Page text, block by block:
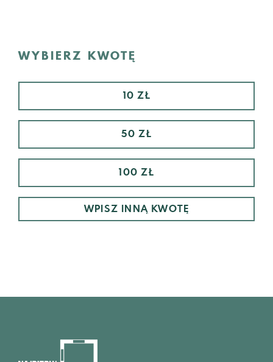
WYBIERZ KWOTĘ
10 ZŁ
50 ZŁ
100 ZŁ